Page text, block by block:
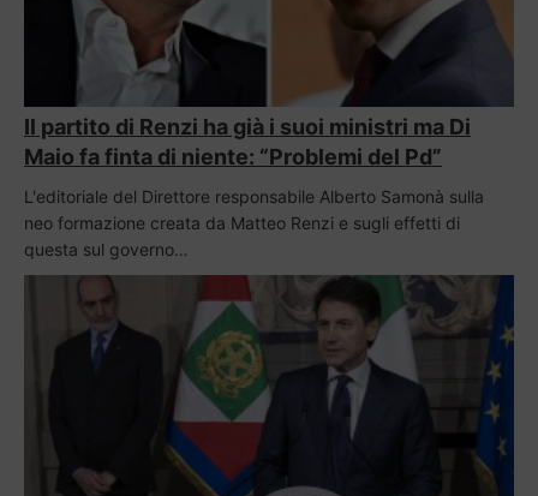
Il partito di Renzi ha già i suoi ministri ma Di
Maio fa finta di niente: “Problemi del Pd”
L'editoriale del Direttore responsabile Alberto Samonà sulla
neo formazione creata da Matteo Renzi e sugli effetti di
questa sul governo…